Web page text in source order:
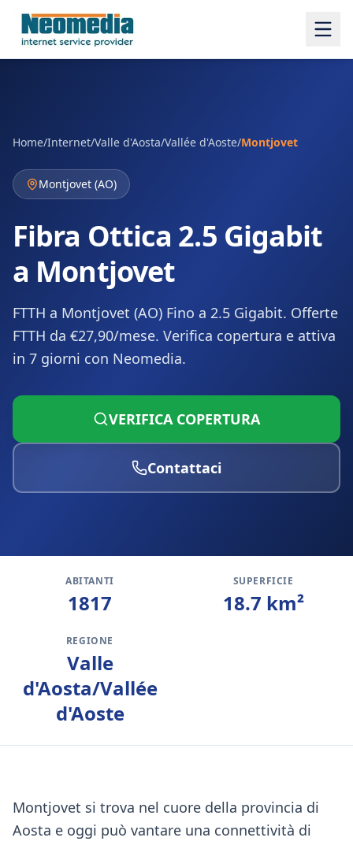
Home/Internet/Valle d'Aosta/Vallée d'Aoste/Montjovet
Montjovet (AO)
Fibra Ottica 2.5 Gigabit
a Montjovet
FTTH a Montjovet (AO) Fino a 2.5 Gigabit. Offerte
FTTH da €27,90/mese. Verifica copertura e attiva
in 7 giorni con Neomedia.
VERIFICA COPERTURA
Contattaci
ABITANTI
1817
SUPERFICIE
18.7 km²
REGIONE
Valle
d'Aosta/Vallée
d'Aoste
Montjovet si trova nel cuore della provincia di
Aosta e oggi può vantare una connettività di